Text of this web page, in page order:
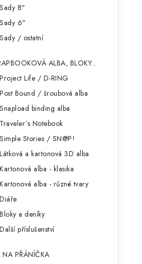
Sady 8"
Sady 6"
Sady / ostatní
ALBA, BLOKY...
Project Life / D-RING
Post Bound / šroubová alba
Snapload binding alba
Traveler´s Notebook
Simple Stories / SN@P!
Látková a kartonová 3D alba
Kartonová alba - klasika
Kartonová alba - různé tvary
Diáře
Bloky a deníky
Další příslušenství
NA PŘÁNÍČKA